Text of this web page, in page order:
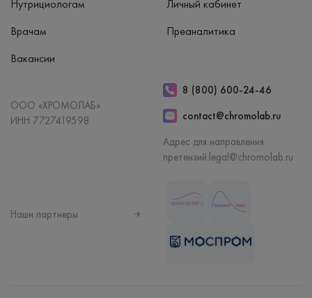
Нутрициологам
Врачам
Вакансии
Личный кабинет
Преаналитика
ООО «ХРОМОЛАБ»
ИНН 7727419598
8 (800) 600-24-46
contact@chromolab.ru
Адрес для направления
претензий:legal@chromolab.ru
Наши партнеры